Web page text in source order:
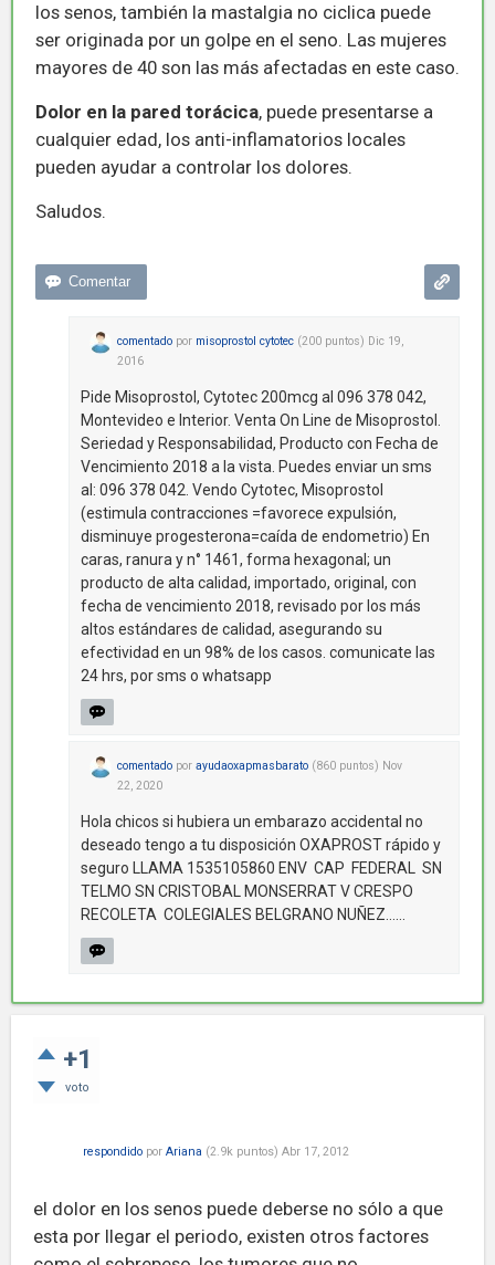
los senos, también la mastalgia no ciclica puede
ser originada por un golpe en el seno. Las mujeres
mayores de 40 son las más afectadas en este caso.
Dolor en la pared torácica, puede presentarse a
cualquier edad, los anti-inflamatorios locales
pueden ayudar a controlar los dolores.
Saludos.
comentado por misoprostol cytotec (200 puntos) Dic 19,
2016
Pide Misoprostol, Cytotec 200mcg al 096 378 042,
Montevideo e Interior. Venta On Line de Misoprostol.
Seriedad y Responsabilidad, Producto con Fecha de
Vencimiento 2018 a la vista. Puedes enviar un sms
al: 096 378 042. Vendo Cytotec, Misoprostol
(estimula contracciones =favorece expulsión,
disminuye progesterona=caída de endometrio) En
caras, ranura y n° 1461, forma hexagonal; un
producto de alta calidad, importado, original, con
fecha de vencimiento 2018, revisado por los más
altos estándares de calidad, asegurando su
efectividad en un 98% de los casos. comunicate las
24 hrs, por sms o whatsapp
comentado por ayudaoxapmasbarato (860 puntos) Nov
22, 2020
Hola chicos si hubiera un embarazo accidental no
deseado tengo a tu disposición OXAPROST rápido y
seguro LLAMA 1535105860 ENV CAP FEDERAL SN
TELMO SN CRISTOBAL MONSERRAT V CRESPO
RECOLETA COLEGIALES BELGRANO NUÑEZ......
+1
voto
respondido por Ariana (2.9k puntos) Abr 17, 2012
el dolor en los senos puede deberse no sólo a que
esta por llegar el periodo, existen otros factores